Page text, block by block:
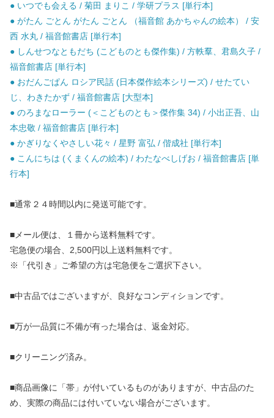
● いつでも会える / 菊田 まりこ / 学研プラス [単行本]
● がたん ごとん がたん ごとん （福音館 あかちゃんの絵本） / 安
西 水丸 / 福音館書店 [単行本]
● しんせつなともだち (こどものとも傑作集) / 方軼羣、君島久子 /
福音館書店 [単行本]
● おだんごぱん ロシア民話 (日本傑作絵本シリーズ) / せたてい
じ、わきたかず / 福音館書店 [大型本]
● のろまなローラー (＜こどものとも＞傑作集 34) / 小出正吾、山
本忠敬 / 福音館書店 [単行本]
● かぎりなくやさしい花々 / 星野 富弘 / 偕成社 [単行本]
● こんにちは (くまくんの絵本) / わたなべしげお / 福音館書店 [単
行本]
■通常２４時間以内に発送可能です。
■メール便は、１冊から送料無料です。
宅急便の場合、2,500円以上送料無料です。
※「代引き」ご希望の方は宅急便をご選択下さい。
■中古品ではございますが、良好なコンディションです。
■万が一品質に不備が有った場合は、返金対応。
■クリーニング済み。
■商品画像に「帯」が付いているものがありますが、中古品のた
め、実際の商品には付いていない場合がございます。